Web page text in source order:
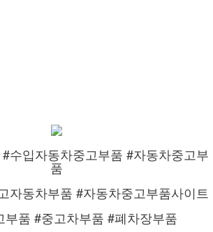
수입자동차중고부품 #자동차중고부
품
자동차부품 #자동차중고부품사이트
부품 #중고차부품 #폐차장부품